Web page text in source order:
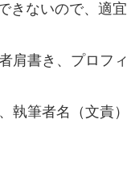
きないので、適
肩書き、プロフ
執筆者名（文責